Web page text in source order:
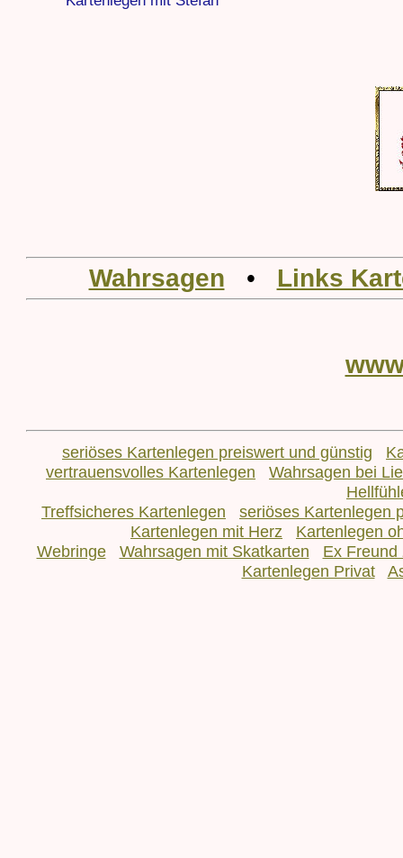
Wahrsagen • Links
seriöses Kartenlegen preiswert und günstig
vertrauensvolles Kartenlegen
Wahrsagen bei
Treffsicheres Kartenlegen
seriöses Kartenlegen
Kartenlegen mit Herz
Kartenlegen
Webringe
Wahrsagen mit Skatkarten
Ex Freund
Kartenlegen Privat